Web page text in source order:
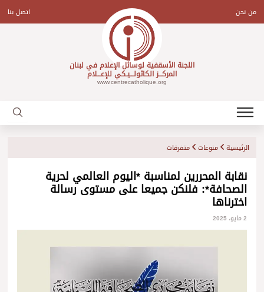
contentمن نحن اتصل بنا
اللجنة الأسقفية لوسائل الإعلام في لبنان
المركـــز الكاثولـــيـكي للإعـــلام
www.centrecatholique.org
الرئيسية منوعات متفرقات
نقابة المحررين لمناسبة *اليوم العالمي لحرية
الصحافة*: فلنكن جميعا على مستوى رسالة
اخترناها
2 مايو، 2025